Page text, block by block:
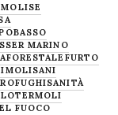
MARINO
FORESTALE FURTO
MOLISANI
SANITÀ
TERMOLI
FUOCO